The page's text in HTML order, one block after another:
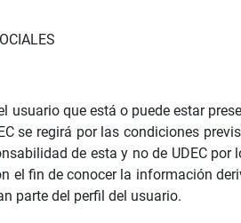
usuario que está o puede estar
se regirá por las condiciones
de esta y no de UDEC
el fin de conocer la información
parte del perfil del usuario.